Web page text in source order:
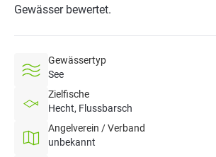
Gewässer bewertet.
Gewässertyp
See
Zielfische
Hecht, Flussbarsch
Angelverein / Verband
unbekannt